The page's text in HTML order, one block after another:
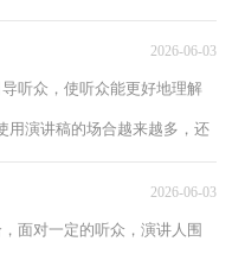
2026-06-03
听众，使听众能更好地理解
用演讲稿的场合越来越多，还
2026-06-03
面对一定的听众，演讲人围